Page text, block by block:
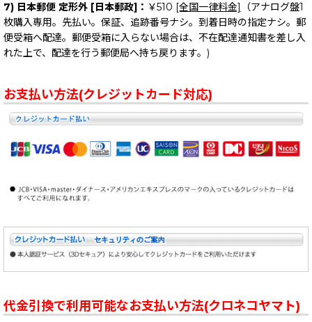
7) 日本郵便 定形外 [日本郵政]： ￥510 [全国一律料金]
（アナログ盤1
枚購入専用。先払い。保証、追跡番号ナシ。到着日時の指定ナシ。郵
便受箱へ配達。郵便受箱に入らない場合は、不在配達通知書を差し入
れた上で、配達を行う郵便局へ持ち戻ります。)
お支払い方法(クレジットカード対応)
代金引換で利用可能なお支払い方法(クロネコヤマト)